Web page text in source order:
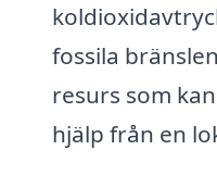
fossila
resurs som
hjälp från en